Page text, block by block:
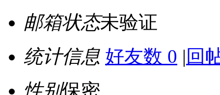
邮箱状态未验证
统计信息 好友数 0 | 回
性别保密